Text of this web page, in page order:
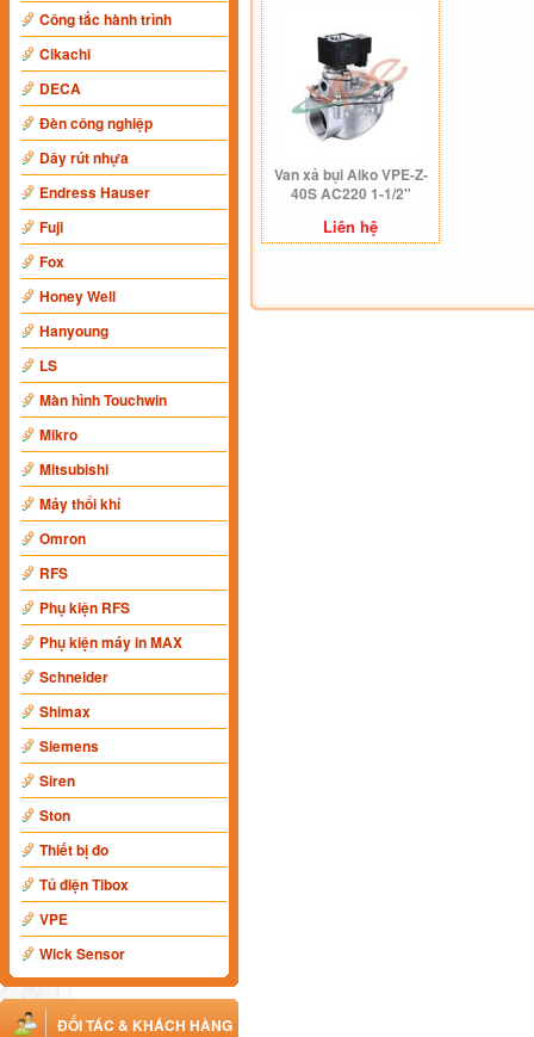
Công tắc hành trình
Cikachi
DECA
Đèn công nghiệp
Dây rút nhựa
Endress Hauser
Fuji
Fox
Honey Well
Hanyoung
LS
Màn hình Touchwin
Mikro
Mitsubishi
Máy thổi khí
Omron
RFS
Phụ kiện RFS
Phụ kiện máy in MAX
Schneider
Shimax
Siemens
Siren
Ston
Thiết bị đo
Tủ điện Tibox
VPE
Wick Sensor
ĐỐI TÁC & KHÁCH HÀNG
Van xả bụi Aiko VPE-Z-
40S AC220 1-1/2"
Liên hệ